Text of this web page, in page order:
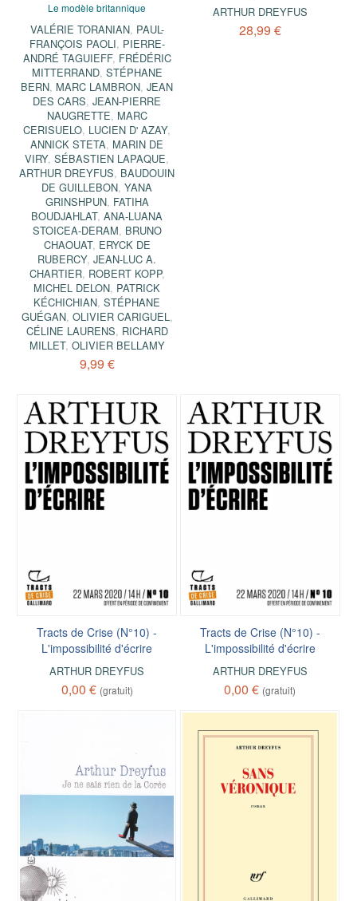
Le modèle britannique
VALÉRIE TORANIAN, PAUL-
FRANÇOIS PAOLI, PIERRE-
ANDRÉ TAGUIEFF, FRÉDÉRIC
MITTERRAND, STÉPHANE
BERN, MARC LAMBRON,JEAN
DES CARS,JEAN-PIERRE
NAUGRETTE, MARC
CERISUELO, LUCIEN D' AZAY,
ANNICK STETA, MARIN DE
VIRY,SÉBASTIEN LAPAQUE,
ARTHUR DREYFUS, BAUDOUIN
DE GUILLEBON,YANA
GRINSHPUN, FATIHA
BOUDJAHLAT,ANA-LUANA
STOICEA-DERAM, BRUNO
CHAOUAT, ERYCK DE
RUBERCY,JEAN-LUC A.
CHARTIER, ROBERT KOPP,
MICHEL DELON, PATRICK
KÉCHICHIAN,STÉPHANE
GUÉGAN, OLIVIER CARIGUEL,
CÉLINE LAURENS, RICHARD
MILLET, OLIVIER BELLAMY
9,99 €
ARTHUR DREYFUS
28,99 €
Tracts de Crise (N°10) -
L'impossibilité d'écrire
ARTHUR DREYFUS
0,00 € (gratuit)
Tracts de Crise (N°10) -
L'impossibilité d'écrire
ARTHUR DREYFUS
0,00 € (gratuit)